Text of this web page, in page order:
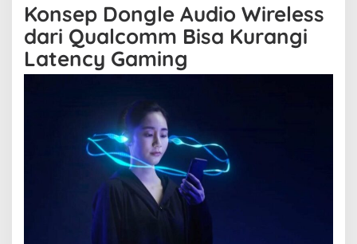
Konsep Dongle Audio Wireless
dari Qualcomm Bisa Kurangi
Latency Gaming